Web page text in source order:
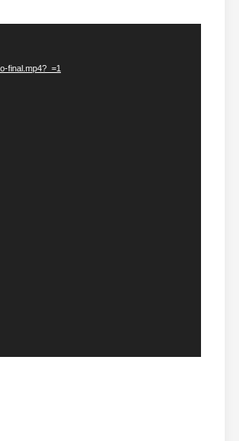
final.mp4?_=1